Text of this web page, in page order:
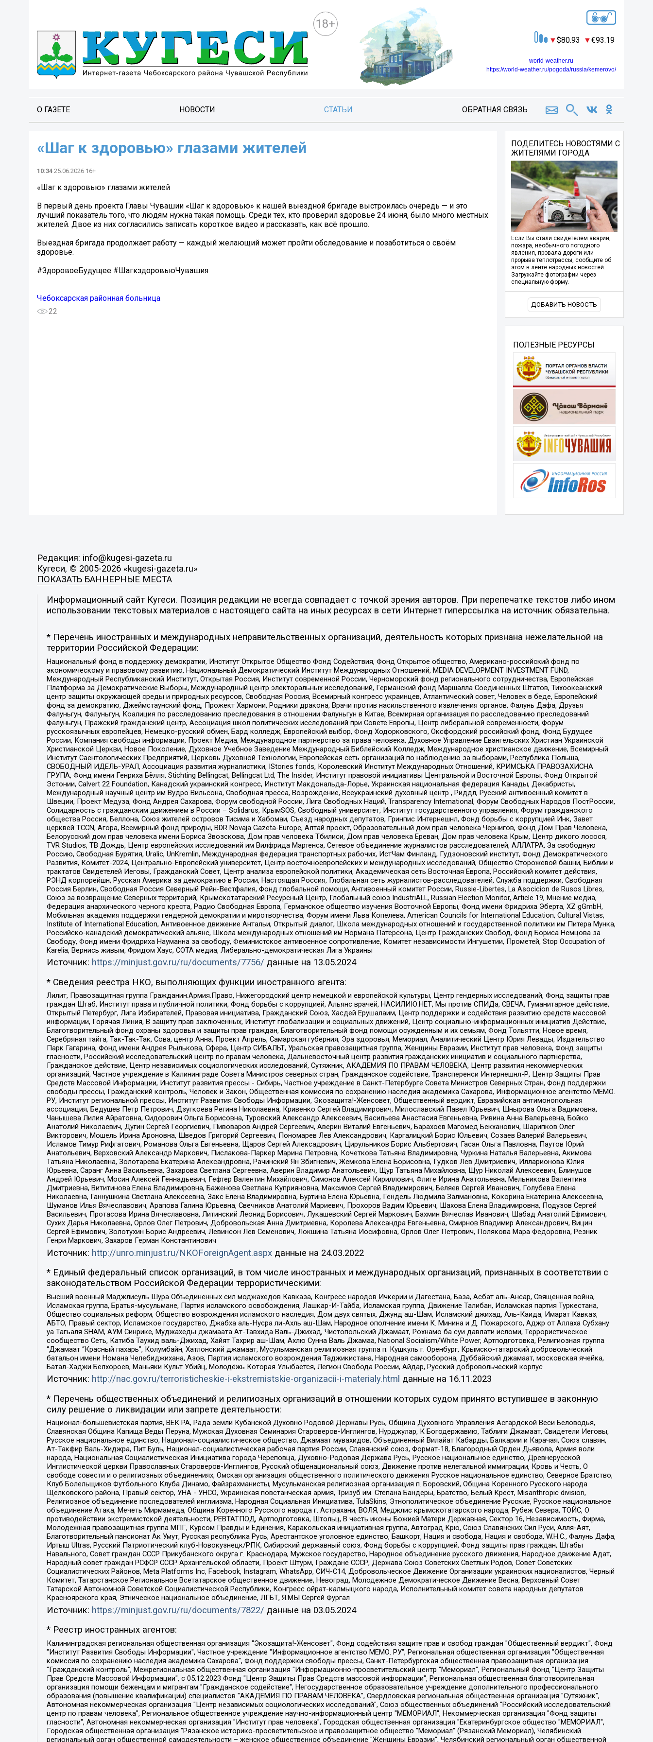
18+
80.93 93.19
world-weather.ru
https://world-weather.ru/pogoda/russia/kemerovo/
О ГАЗЕТЕ НОВОСТИ СТАТЬИ ОБРАТНАЯ СВЯЗЬ
«Шаг к здоровью» глазами жителей
10:34 25.06.2026 16+
«Шаг к здоровью» глазами жителей
В первый день проекта Главы Чувашии «Шаг к здоровью» к нашей выездной бригаде выстроилась очередь — и это
лучший показатель того, что людям нужна такая помощь. Среди тех, кто проверил здоровье 24 июня, было много местных
жителей. Двое из них согласились записать короткое видео и рассказать, как всё прошло.
Выездная бригада продолжает работу — каждый желающий может пройти обследование и позаботиться о своём
здоровье.
#ЗдоровоеБудущее #ШагкздоровьюЧувашия
Чебоксарская районная больница
22
ПОДЕЛИТЕСЬ НОВОСТЯМИ С
ЖИТЕЛЯМИ ГОРОДА
Если Вы стали свидетелем аварии,
пожара, необычного погодного
явления, провала дороги или
прорыва теплотрассы, сообщите об
этом в ленте народных новостей.
Загружайте фотографии через
специальную форму.
ДОБАВИТЬ НОВОСТЬ
ПОЛЕЗНЫЕ РЕСУРСЫ
Редакция: info@kugesi-gazeta.ru
Кугеси, © 2005-2026 «kugesi-gazeta.ru»
ПОКАЗАТЬ БАННЕРНЫЕ МЕСТА
Информационный сайт Кугеси. Позиция редакции не всегда совпадает с точкой зрения авторов. При перепечатке текстов либо ином
использовании текстовых материалов с настоящего сайта на иных ресурсах в сети Интернет гиперссылка на источник обязательна.
* Перечень иностранных и международных неправительственных организаций, деятельность которых признана нежелательной на
территории Российской Федерации:
Национальный фонд в поддержку демократии, Институт Открытое Общество Фонд Содействия, Фонд Открытое общество, Американо-российский фонд по
экономическому и правовому развитию, Национальный Демократический Институт Международных Отношений, MEDIA DEVELOPMENT INVESTMENT FUND,
Международный Республиканский Институт, Открытая Россия, Институт современной России, Черноморский фонд регионального сотрудничества, Европейская
Платформа за Демократические Выборы, Международный центр электоральных исследований, Германский фонд Маршалла Соединенных Штатов, Тихоокеанский
центр защиты окружающей среды и природных ресурсов, Свободная Россия, Всемирный конгресс украинцев, Атлантический совет, Человек в беде, Европейский
фонд за демократию, Джеймстаунский фонд, Прожект Хармони, Родники дракона, Врачи против насильственного извлечения органов, Фалунь Дафа, Друзья
Фалуньгун, Фалуньгун, Коалиция по расследованию преследования в отношении Фалуньгун в Китае, Всемирная организация по расследованию преследований
Фалуньгун, Пражский гражданский центр, Ассоциация школ политических исследований при Совете Европы, Центр либеральной современности, Форум
русскоязычных европейцев, Немецко-русский обмен, Бард колледж, Европейский выбор, Фонд Ходорковского, Оксфордский российский фонд, Фонд Будущее
России, Компания свободы информации, Проект Медиа, Международное партнерство за права человека, Духовное Управление Евангельских Христиан Украинской
Христианской Церкви, Новое Поколение, Духовное Учебное Заведение Международный Библейский Колледж, Международное христианское движение, Всемирный
Институт Саентологических Предприятий, Церковь Духовной Технологии, Европейская сеть организаций по наблюдению за выборами, Республика Польша,
СВОБОДНЫЙ ИДЕЛЬ-УРАЛ, Ассоциация развития журналистики, IStories fonds, Королевский Институт Международных Отношений, КРИМСЬКА ПРАВОЗАХИСНА
ГРУПА, Фонд имени Генриха Бёлля, Stichting Bellingcat, Bellingcat Ltd, The Insider, Институт правовой инициативы Центральной и Восточной Европы, Фонд Открытой
Эстонии, Calvert 22 Foundation, Канадский украинский конгресс, Институт Макдональда-Лорье, Украинская национальная федерация Канады, Декабристы,
Международный научный центр им Вудро Вильсона, Свободная пресса, Возрождение, Всеукраинский духовный центр , Риддл, Русский антивоенный комитет в
Швеции, Проект Медуза, Фонд Андрея Сахарова, Форум свободной России, Лига Свободных Наций, Transparеncy International, Форум Свободных Народов ПостРоссии,
Солидарность с гражданским движением в России – Solidarus, КрымSOS, Свободный университет, Институт государственного управления, Форум гражданского
общества Россия, Беллона, Союз жителей островов Тисима и Хабомаи, Съезд народных депутатов, Гринпис Интернешнл, Фонд борьбы с коррупцией Инк, Завет
церквей TCCN, Агора, Всемирный фонд природы, BDR Novaja Gazeta-Europe, Алтай проект, Образовательный дом прав человека Чернигов, Фонд Дом Прав Человека,
Белорусский дом прав человека имени Бориса Звозскова, Дом прав человека Тбилиси, Дом прав человека Ереван, Дом прав человека Крым, Центр дикого лосося,
TVR Studios, ТВ Дождь, Центр европейских исследований им Вилфрида Мартенса, Сетевое объединение журналистов расследователей, АЛЛАТРА, За свободную
Россию, Свободная Бурятия, Uralic, UnKremlin, Международная федерация транспортных рабочих, ИстЧам Финланд, Гудзоновский институт, Фонд Демократического
Развития, Комитет-2024, Центрально-Европейский университет, Центр восточноевропейских и международных исследований, Общество Сторожевой башни, Библии и
трактатов Свидетелей Иеговы, Гражданский Совет, Центр анализа европейской политики, Академическая сеть Восточная Европа, Российский комитет действия,
РЭНД корпорейшн, Русская Америка за демократию в России, Настоящая Россия, Глобальная сеть журналистов-расследователей, Служба поддержки, Свободная
Россия Берлин, Свободная Россия Северный Рейн-Вестфалия, Фонд глобальной помощи, Антивоенный комитет России, Russie-Libertes, La Asocicion de Rusos Libres,
Союз за возвращение Северных территорий, Крымскотатарский Ресурсный Центр, Глобальный союз IndustriALL, Russian Election Monitor, Article 19, Мнение медиа,
Федерация анархического черного креста, Радио Свободная Европа, Германское общество изучения Восточной Европы, Фонд имени Фридриха Эберта, XZ gGmbH,
Мобильная академия поддержки гендерной демократии и миротворчества, Форум имени Льва Копелева, American Councils for International Education, Cultural Vistas,
Institute of International Education, Антивоенное движение Антальи, Открытый диалог, Школа международных отношений и государственной политики им Питера Мунка,
Российско-канадский демократический альянс, Школа международных отношений им Нормана Патерсона, Центр Гражданских Свобод, Фонд Бориса Немцова за
Свободу, Фонд имени Фридриха Науманна за свободу, Феминистское антивоенное сопротивление, Комитет независимости Ингушетии, Прометей, Stop Occupation of
Karelia, Вернись живым, Фридом Хаус, СОТА медиа, Либерально-демократическая Лига Украины
Источник: https://minjust.gov.ru/ru/documents/7756/ данные на 13.05.2024
* Сведения реестра НКО, выполняющих функции иностранного агента:
Лилит, Правозащитная группа Гражданин.Армия.Право, Нижегородский центр немецкой и европейской культуры, Центр гендерных исследований, Фонд защиты прав
граждан Штаб, Институт права и публичной политики, Фонд борьбы с коррупцией, Альянс врачей, НАСИЛИЮ.НЕТ, Мы против СПИДа, СВЕЧА, Гуманитарное действие,
Открытый Петербург, Лига Избирателей, Правовая инициатива, Гражданский Союз, Хасдей Ерушалаим, Центр поддержки и содействия развитию средств массовой
информации, Горячая Линия, В защиту прав заключенных, Институт глобализации и социальных движений, Центр социально-информационных инициатив Действие,
Благотворительный фонд охраны здоровья и защиты прав граждан, Благотворительный фонд помощи осужденным и их семьям, Фонд Тольятти, Новое время,
Серебряная тайга, Так-Так-Так, Сова, центр Анна, Проект Апрель, Самарская губерния, Эра здоровья, Мемориал, Аналитический Центр Юрия Левады, Издательство
Парк Гагарина, Фонд имени Андрея Рылькова, Сфера, Центр СИБАЛЬТ, Уральская правозащитная группа, Женщины Евразии, Институт прав человека, Фонд защиты
гласности, Российский исследовательский центр по правам человека, Дальневосточный центр развития гражданских инициатив и социального партнерства,
Гражданское действие, Центр независимых социологических исследований, Сутяжник, АКАДЕМИЯ ПО ПРАВАМ ЧЕЛОВЕКА, Центр развития некоммерческих
организаций, Частное учреждение в Калининграде Совета Министров северных стран, Гражданское содействие, Трансперенси Интернешнл-Р, Центр Защиты Прав
Средств Массовой Информации, Институт развития прессы - Сибирь, Частное учреждение в Санкт-Петербурге Совета Министров Северных Стран, Фонд поддержки
свободы прессы, Гражданский контроль, Человек и Закон, Общественная комиссия по сохранению наследия академика Сахарова, Информационное агентство МЕМО.
РУ, Институт региональной прессы, Институт Развития Свободы Информации, Экозащита!-Женсовет, Общественный вердикт, Евразийская антимонопольная
ассоциация, Бедушев Петр Петрович, Дзугкоева Регина Николаевна, Кривенко Сергей Владимирович, Милославский Павел Юрьевич, Шнырова Ольга Вадимовна,
Чанышева Лилия Айратовна, Сидорович Ольга Борисовна, Туровский Александр Алексеевич, Васильева Анастасия Евгеньевна, Ривина Анна Валерьевна, Бойко
Анатолий Николаевич, Дугин Сергей Георгиевич, Пивоваров Андрей Сергеевич, Аверин Виталий Евгеньевич, Барахоев Магомед Бекханович, Шарипков Олег
Викторович, Мошель Ирина Ароновна, Шведов Григорий Сергеевич, Пономарев Лев Александрович, Каргалицкий Борис Юльевич, Созаев Валерий Валерьевич,
Исламов Тимур Рифгатович, Романова Ольга Евгеньевна, Щаров Сергей Алексадрович, Цирульников Борис Альбертович, Гасан Ольга Павловна, Паутов Юрий
Анатольевич, Верховский Александр Маркович, Пислакова-Паркер Марина Петровна, Кочеткова Татьяна Владимировна, Чуркина Наталья Валерьевна, Акимова
Татьяна Николаевна, Золотарева Екатерина Александровна, Рачинский Ян Збигневич, Жемкова Елена Борисовна, Гудков Лев Дмитриевич, Илларионова Юлия
Юрьевна, Саранг Анна Васильевна, Захарова Светлана Сергеевна, Аверин Владимир Анатольевич, Щур Татьяна Михайловна, Щур Николай Алексеевич, Блинушов
Андрей Юрьевич, Мосин Алексей Геннадьевич, Гефтер Валентин Михайлович, Симонов Алексей Кириллович, Флиге Ирина Анатольевна, Мельникова Валентина
Дмитриевна, Вититинова Елена Владимировна, Баженова Светлана Куприяновна, Максимов Сергей Владимирович, Беляев Сергей Иванович, Голубева Елена
Николаевна, Ганнушкина Светлана Алексеевна, Закс Елена Владимировна, Буртина Елена Юрьевна, Гендель Людмила Залмановна, Кокорина Екатерина Алексеевна,
Шуманов Илья Вячеславович, Арапова Галина Юрьевна, Свечников Анатолий Мариевич, Прохоров Вадим Юрьевич, Шахова Елена Владимировна, Подузов Сергей
Васильевич, Протасова Ирина Вячеславовна, Литинский Леонид Борисович, Лукашевский Сергей Маркович, Бахмин Вячеслав Иванович, Шабад Анатолий Ефимович,
Сухих Дарья Николаевна, Орлов Олег Петрович, Добровольская Анна Дмитриевна, Королева Александра Евгеньевна, Смирнов Владимир Александрович, Вицин
Сергей Ефимович, Золотухин Борис Андреевич, Левинсон Лев Семенович, Локшина Татьяна Иосифовна, Орлов Олег Петрович, Полякова Мара Федоровна, Резник
Генри Маркович, Захаров Герман Константинович
Источник: http://unro.minjust.ru/NKOForeignAgent.aspxданные на 24.03.2022
* Единый федеральный список организаций, в том числе иностранных и международных организаций, признанных в соответствии с
законодательством Российской Федерации террористическими:
Высший военный Маджлисуль Шура Объединенных сил моджахедов Кавказа, Конгресс народов Ичкерии и Дагестана, База, Асбат аль-Ансар, Священная война,
Исламская группа, Братья-мусульмане, Партия исламского освобождения, Лашкар-И-Тайба, Исламская группа, Движение Талибан, Исламская партия Туркестана,
Общество социальных реформ, Общество возрождения исламского наследия, Дом двух святых, Джунд аш-Шам, Исламский джихад, Аль-Каида, Имарат Кавказ,
АБТО, Правый сектор, Исламское государство, Джабха аль-Нусра ли-Ахль аш-Шам, Народное ополчение имени К. Минина и Д. Пожарского, Аджр от Аллаха Субхану
уа Тагьаля SHAM, АУМ Синрике, Муджахеды джамаата Ат-Тавхида Валь-Джихад, Чистопольский Джамаат, Рохнамо ба суи давлати исломи, Террористическое
сообщество Сеть, Катиба Таухид валь-Джихад, Хайят Тахрир аш-Шам, Ахлю Сунна Валь Джамаа, National Socialism/White Power, Артподготовка, Религиозная группа
“Джамаат “Красный пахарь”, Колумбайн, Хатлонский джамаат, Мусульманская религиозная группа п. Кушкуль г. Оренбург, Крымско-татарский добровольческий
батальон имени Номана Челебиджихана, Азов, Партия исламского возрождения Таджикистана, Народная самооборона, Дуббайский джамаат, московская ячейка,
Батал-Хаджи Белхороев, Маньяки Культ Убийц, Молодёжь Которая Улыбается, Легион Свобода России, Айдар, Русский добровольческий корпус
Источник: http://nac.gov.ru/terroristicheskie-i-ekstremistskie-organizacii-i-materialy.html данные на 16.11.2023
* Перечень общественных объединений и религиозных организаций в отношении которых судом принято вступившее в законную
силу решение о ликвидации или запрете деятельности:
Национал-большевистская партия, ВЕК РА, Рада земли Кубанской Духовно Родовой Державы Русь, Община Духовного Управления Асгардской Веси Беловодья,
Славянская Община Капища Веды Перуна, Мужская Духовная Семинария Староверов-Инглингов, Нурджулар, К Богодержавию, Таблиги Джамаат, Свидетели Иеговы,
Русское национальное единство, Национал-социалистическое общество, Джамаат мувахидов, Объединенный Вилайат Кабарды, Балкарии и Карачая, Союз славян,
Ат-Такфир Валь-Хиджра, Пит Буль, Национал-социалистическая рабочая партия России, Славянский союз, Формат-18, Благородный Орден Дьявола, Армия воли
народа, Национальная Социалистическая Инициатива города Череповца, Духовно-Родовая Держава Русь, Русское национальное единство, Древнерусской
Инглистической церкви Православных Староверов-Инглингов, Русский общенациональный союз, Движение против нелегальной иммиграции, Кровь и Честь, О
свободе совести и о религиозных объединениях, Омская организация общественного политического движения Русское национальное единство, Северное Братство,
Клуб Болельщиков Футбольного Клуба Динамо, Файзрахманисты, Мусульманская религиозная организация п. Боровский, Община Коренного Русского народа
Щелковского района, Правый сектор, УНА - УНСО, Украинская повстанческая армия, Тризуб им. Степана Бандеры, Братство, Белый Крест, Misanthropic division,
Религиозное объединение последователей инглиизма, Народная Социальная Инициатива, TulaSkins, Этнополитическое объединение Русские, Русское национальное
объединение Атака, Мечеть Мирмамеда, Община Коренного Русского народа г. Астрахани, ВОЛЯ, Меджлис крымскотатарского народа, Рубеж Севера, ТОЙС, О
противодействии экстремистской деятельности, РЕВТАТПОД, Артподготовка, Штольц, В честь иконы Божией Матери Державная, Сектор 16, Независимость, Фирма,
Молодежная правозащитная группа МПГ, Курсом Правды и Единения, Каракольская инициативная группа, Автоград Крю, Союз Славянских Сил Руси, Алля-Аят,
Благотворительный пансионат Ак Умут, Русская республика Русь, Арестантское уголовное единство, Башкорт, Нация и свобода, Нация и свобода, W.H.С., Фалунь Дафа,
Иртыш Ultras, Русский Патриотический клуб-Новокузнецк/РПК, Сибирский державный союз, Фонд борьбы с коррупцией, Фонд защиты прав граждан, Штабы
Навального, Совет граждан СССР Прикубанского округа г. Краснодара, Мужское государство, Народное объединение русского движения, Народное движение Адат,
Народный совет граждан РСФСР СССР Архангельской области, Проект Штурм, Граждане СССР, Держава Союз Советских Светлых Родов, Совет Советских
Социалистических Районов, Meta Platforms Inc, Facebook, Instagram, WhatsApp, СИЧ-С14, Добровольческое Движение Организации украинских националистов, Черный
Комитет, Татарстанское Региональное Всетатарское общественное движение, Невоград, Молодежное Демократическое Движение Весна, Верховный Совет
Татарской Автономной Советской Социалистической Республики, Конгресс ойрат-калмыцкого народа, Исполнительный комитет совета народных депутатов
Красноярского края, Этническое национальное объединение, ЛГБТ, Я.МЫ Сергей Фургал
Источник: https://minjust.gov.ru/ru/documents/7822/ данные на 03.05.2024
* Реестр иностранных агентов:
Калининградская региональная общественная организация "Экозащита!-Женсовет", Фонд содействия защите прав и свобод граждан "Общественный вердикт", Фонд "Институт Развития Свободы Информации", Частное учреждение "Информационное агентство МЕМО. РУ", Региональная общественная организация "Общественная комиссия по сохранению наследия академика Сахарова", Фонд поддержки свободы прессы, Санкт-Петербургская общественная правозащитная организация "Гражданский контроль", Межрегиональная общественная организация "Информационно-просветительский центр "Мемориал", Региональный Фонд "Центр Защиты Прав Средств Массовой Информации", с 05.12.2023 Фонд "Центр Защиты Прав Средств массовой информации", Региональная общественная благотворительная организация помощи беженцам и мигрантам "Гражданское содействие", Негосударственное образовательное учреждение дополнительного профессионального образования (повышение квалификации) специалистов "АКАДЕМИЯ ПО ПРАВАМ ЧЕЛОВЕКА", Свердловская региональная общественная организация "Сутяжник", Автономная некоммерческая организация "Центр независимых социологических исследований", Союз общественных объединений "Российский исследовательский центр по правам человека", Региональное общественное учреждение научно-информационный центр "МЕМОРИАЛ", Некоммерческая организация "Фонд защиты гласности", Автономная некоммерческая организация "Институт прав человека", Городская общественная организация "Екатеринбургское общество "МЕМОРИАЛ", Городская общественная организация "Рязанское историко-просветительское и правозащитное общество "Мемориал" (Рязанский Мемориал), Челябинский региональный орган общественной самодеятельности – женское общественное объединение "Женщины Евразии", Челябинский региональный орган общественной самодеятельности "Уральская правозащитная группа", Фонд содействия защите здоровья и социальной справедливости имени Андрея Рылькова, Автономная Некоммерческая Организация "Аналитический Центр Юрия Левады", Автономная некоммерческая организация социальной поддержки населения "Проект Апрель", Региональная общественная организация помощи женщинам и детям, находящимся в кризисной ситуации "Информационно-методический центр "Анна", Фонд содействия развитию массовых коммуникаций и правовому просвещению "Так-так-Так", Фонд содействия устойчивому развитию "Серебряная тайга", Свердловский региональный общественный фонд социальных проектов "Новое время", "Idel.Реалии", Кавказ.Реалии, Крым.Реалии, Телеканал Настоящее Время, Татаро-башкирская служба Радио Свобода (Azatliq Radiosi), Радио Свободная Европа/Радио Свобода (PCE/PC), "Сибирь.Реалии", "Фактограф", Благотворительный фонд помощи осужденным и их семьям, Автономная некоммерческая организация "Институт глобализации и социальных движений", Фонд "В защиту прав заключенных", Частное учреждение "Центр поддержки и содействия развитию средств массовой информации", Пензенский региональный общественный благотворительный фонд "Гражданский союз", "Север.Реалии", Некоммерческая организация Фонд "Правовая инициатива", Общество с ограниченной ответственностью "Радио Свободная Европа/Радио Свобода", Чешское информационное агентство "MEDIUM-ORIENT", Красноярская региональная общественная организация "Мы против СПИДа", Камалягин Денис Николаевич, Маркелов Сергей Евгеньевич, Пономарев Лев Александрович, Савицкая Людмила Алексеевна, Автономная некоммерческая организация "Центр по работе с проблемой насилия "НАСИЛИЮ.НЕТ", Межрегиональный профессиональный союз работников здравоохранения "Альянс врачей", Юридическое лицо, зарегистрированное в Латвийской Республике, SIA "Medusa Project" (регистрационный номер 40103797863, дата регистрации 10.06.2014), Некоммерческая организация "Фонд по борьбе с коррупцией", Автономная некоммерческая организация "Институт права и публичной политики", Баданин Роман Сергеевич, Гликин Максим Александрович, Железнова Мария Михайловна, Лукьянова Юлия Сергеевна, Маетная Елизавета Витальевна, Маняхин Петр Борисович, Чуракова Ольга Владимировна, Ярош Юлия Петровна, Юридическое лицо "The Insider SIA", зарегистрированное в Риге, Латвийская Республика (дата регистрации 26.06.2015), являющееся администратором доменного имени интернет-издания "The Insider SIA", https://theins.ru, Постернак Алексей Евгеньевич, Рубин Михаил Аркадьевич, Анин Роман Александрович, Юридическое лицо Istories fonds, зарегистрированное в Латвийской Республике (регистрационный номер 50008295751, дата регистрации 24.02.2020), Великовский Дмитрий Александрович, Долинина Ирина Николаевна, Мароховская Алеся Алексеевна, Шлейнов Роман Юрьевич, Шмагун Олеся Валентиновна, Общество с ограниченной ответственностью "Альтаир 2021", Общество с ограниченной ответственностью "Вега 2021", Общество с ограниченной ответственностью "Главный редактор 2021", Общество с ограниченной ответственностью "Ромашки монолит", Важенков Артем Валерьевич, Ивановская областная общественная организация "Центр гендерных исследований", Гурман Юрий Альбертович, Медиапроект "ОВД-Инфо", Егоров Владимир Владимирович, Жилинский Владимир Александрович, Общество с ограниченной ответственностью "ЗП", Иванова София Юрьевна, Карезина Инна Павловна, Кильтау Екатерина Викторовна, Петров Алексей Викторович, Пискунов Сергей Евгеньевич, Смирнов Сергей Сергеевич, Тихонов Михаил Сергеевич, Общество с ограниченной ответственностью "ЖУРНАЛИСТ-ИНОСТРАННЫЙ АГЕНТ", Арапова Галина Юрьевна, Вольтская Татьяна Анатольевна, Американская компания "Mason G.E.S. Anonymous Foundation" (США), являющаяся владельцем интернет-издания https://mnews.world/, Компания "Stichting Bellingcat", зарегистрированная в Нидерландах (дата регистрации 11.07.2018), Захаров Андрей Вячеславович, Клепиковская Екатерина Дмитриевна, Общество с ограниченной ответственностью "МЕМО", Перл Роман Александрович, Симонов Евгений Алексеевич, Соловьева Елена Анатольевна, Сотников Даниил Владимирович, Сурначева Елизавета Дмитриевна, Автономная некоммерческая организация по защите прав человека и информированию населения "Якутия – Наше Мнение", Общество с ограниченной ответственностью "Москоу диджитал медиа", с 26.01.2023 Общество с ограниченной ответственностью "Чайка Белые сады", Ветошкина Валерия Валерьевна, Заговора Максим Александрович, Межрегиональное общественное движение "Российская ЛГБТ - сеть", Оленичев Максим Владимирович, Павлов Иван Юрьевич, Скворцова Елена Сергеевна, Общество с ограниченной ответственностью "Как бы инагент", Кочетков Игорь Викторович, Общество с ограниченной ответственностью "Честные выборы", Еланчик Олег Александрович, Общество с ограниченной ответственностью "Нобелевский призыв", Гималова Регина Эмилевна, Григорьев Андрей Валерьевич, Григорьева Алина Александровна, Ассоциация по содействию защите прав призывников, альтернативнослужащих и военнослужащих "Правозащитная группа "Гражданин.Армия.Право", Хисамова Регина Фаритовна, Автономная некоммерческая организация по реализации социально-правовых программ "Лилит", Дальневосточное общественное движение "Маяк", Санкт-Петербургская ЛГБТ-инициативная группа "Выход", Инициативная группа ЛГБТ+ "Реверс", Алексеев Андрей Викторович, Бекбулатова Таисия Львовна, Беляев Иван Михайлович, Владыкина Елена Сергеевна, Гельман Марат Александрович, Никульшина Вероника Юрьевна, Толоконникова Надежда Андреевна, Шендерович Виктор Анатольевич, Общество с ограниченной ответственностью "Данное сообщение", Общество с ограниченной ответственностью Издательский дом "Новая глава", Айнбиндер Александра Александровна, Московский комьюнити-центр для ЛГБТ+инициатив, Благотворительный фонд развития филантропии, Deutsche Welle (Германия, Kurt-Schumacher-Strasse 3, 53113 Bonn), Борзунова Мария Михайловна, Воробьев Виктор Викторович, Голубева Анна Львовна, Константинова Алла Михайловна, Малкова Ирина Владимировна, Мурадов Мурад Абдулгалимович, Осетинская Елизавета Николаевна, Понасенков Евгений Николаевич, Ганапольский Матвей Юрьевич, Киселев Евгений Алексеевич, Борухович Ирина Григорьевна, Дремин Иван Тимофеевич, Дубровский Дмитрий Викторович, Красноярская региональная общественная организация поддержки и развития альтернативных образовательных технологий и межкультурных коммуникаций "ИНТЕРРА", Маяковская Екатерина Алексеевна, Фейгин Марк Захарович, Филимонов Андрей Викторович, Дзугкоева Регина Николаевна, Доброхотов Роман Александрович, Дудь Юрий Александрович, Елкин Сергей Владимирович, Кругликов Кирилл Игоревич, Сабунаева Мария Леонидовна, Семенов Алексей Владимирович, Шаинян Карен Багратович, Шульман Екатерина Михайловна, Асафьев Артур Валерьевич, Вахштайн Виктор Семенович, Венедиктов Алексей Алексеевич, Лушникова Екатерина Евгеньевна, Волков Леонид Михайлович, Невзоров Александр Глебович, Пархоменко Сергей Борисович, Сироткин Ярослав Николаевич, Кара-Мурза Владимир Владимирович, Баранова Наталья Владимировна, Гозман Леонид Яковлевич, Кагарлицкий Борис Юльевич, Климарев Михаил Валерьевич, Милов Владимир Станиславович, Автономная некоммерческая организация Краснодарский центр современного искусства "Типография", Моргенштерн Алишер Тагирович, Соболь Любовь Эдуардовна, Общество с ограниченной ответственностью "ЛИЗА НОРМ", Каспаров Гарри Кимович, Ходорковский Михаил Борисович, Общество с ограниченной ответственностью "Апрельские тезисы", Данилович Ирина Брониславовна, Кашин Олег Владимирович, Петров Николай Владимирович, Пивоваров Алексей Владимирович, Соколов Михаил Владимирович, Цветкова Юлия Владимировна, Чичваркин Евгений Александрович, Комитет против пыток/Команда против пыток, Общество с ограниченной ответственностью "Первый научный", Общество с ограниченной ответственностью "Вертолет и ко", Белоцерковская Вероника Борисовна, Кац Максим Евгеньевич, Лазарева Татьяна Юрьевна, Шаведдинов Руслан Табризович, Яшин Илья Валерьевич, Общество с ограниченной ответственностью "Иноагент ААВ", Алешковский Дмитрий Петрович, Альбац Евгения Марковна, Быков Дмитрий Львович, Галямина Юлия Евгеньевна, Лойко Сергей Леонидович, Мартынов Кирилл Константинович, Медведев Сергей Александрович, Крашенинников Федор Геннадиевич, Гордеева Катерина Вл